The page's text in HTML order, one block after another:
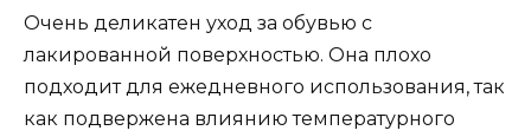
Очень деликатен уход за обувью с
лакированной поверхностью. Она плохо
подходит для ежедневного использования, так
как подвержена влиянию температурного